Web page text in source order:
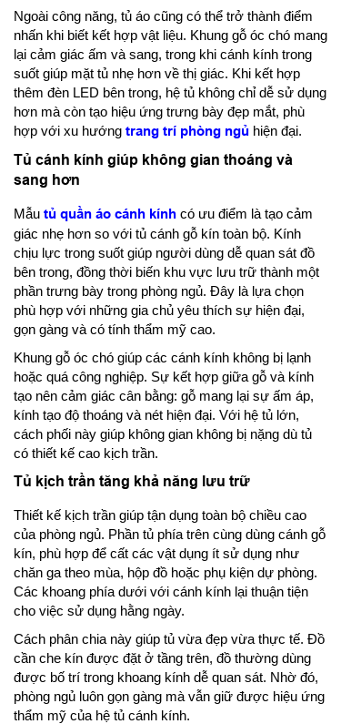
Ngoài công năng, tủ áo cũng có thể trở thành điểm
nhấn khi biết kết hợp vật liệu. Khung gỗ óc chó mang
lại cảm giác ấm và sang, trong khi cánh kính trong
suốt giúp mặt tủ nhẹ hơn về thị giác. Khi kết hợp
thêm đèn LED bên trong, hệ tủ không chỉ dễ sử dụng
hơn mà còn tạo hiệu ứng trưng bày đẹp mắt, phù
hợp với xu hướng trang trí phòng ngủ hiện đại.
Tủ cánh kính giúp không gian thoáng và
sang hơn
Mẫu tủ quần áo cánh kính có ưu điểm là tạo cảm
giác nhẹ hơn so với tủ cánh gỗ kín toàn bộ. Kính
chịu lực trong suốt giúp người dùng dễ quan sát đồ
bên trong, đồng thời biến khu vực lưu trữ thành một
phần trưng bày trong phòng ngủ. Đây là lựa chọn
phù hợp với những gia chủ yêu thích sự hiện đại,
gọn gàng và có tính thẩm mỹ cao.
Khung gỗ óc chó giúp các cánh kính không bị lạnh
hoặc quá công nghiệp. Sự kết hợp giữa gỗ và kính
tạo nên cảm giác cân bằng: gỗ mang lại sự ấm áp,
kính tạo độ thoáng và nét hiện đại. Với hệ tủ lớn,
cách phối này giúp không gian không bị nặng dù tủ
có thiết kế cao kịch trần.
Tủ kịch trần tăng khả năng lưu trữ
Thiết kế kịch trần giúp tận dụng toàn bộ chiều cao
của phòng ngủ. Phần tủ phía trên cùng dùng cánh gỗ
kín, phù hợp để cất các vật dụng ít sử dụng như
chăn ga theo mùa, hộp đồ hoặc phụ kiện dự phòng.
Các khoang phía dưới với cánh kính lại thuận tiện
cho việc sử dụng hằng ngày.
Cách phân chia này giúp tủ vừa đẹp vừa thực tế. Đồ
cần che kín được đặt ở tầng trên, đồ thường dùng
được bố trí trong khoang kính dễ quan sát. Nhờ đó,
phòng ngủ luôn gọn gàng mà vẫn giữ được hiệu ứng
thẩm mỹ của hệ tủ cánh kính.